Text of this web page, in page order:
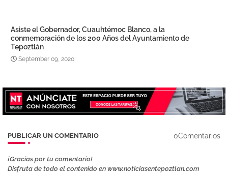
Asiste el Gobernador, Cuauhtémoc Blanco, a la
conmemoración de los 200 Años del Ayuntamiento de
Tepoztlán
September 09, 2020
PUBLICAR UN COMENTARIO 0Comentarios
¡Gracias por tu comentario!
Disfruta de todo el contenido en www.noticiasentepoztlan.com